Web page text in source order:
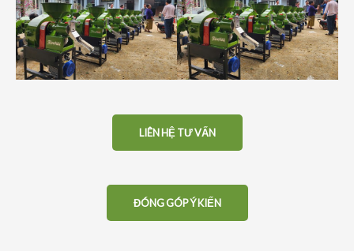
LIÊN HỆ TƯ VẤN
ĐÓNG GÓP Ý KIẾN